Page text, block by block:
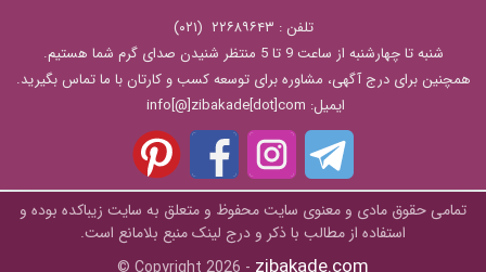
تلفن : ۲۲۶۸۹۶۴۳ (۰۲۱)
شنبه تا چهارشنبه از ساعت 9 تا 5 منتظر شنیدن صدای گرم شما هستیم.
همچنین برای درج آگهی، مشاوره برای توسعه کسب و کارتان با ما تماس بگیرید.
ایمیل: info[@]zibakade[dot]com
تمامی حقوق مادی و معنوی سایت محفوظ و متعلق به سايت زیباکده بوده و
استفاده از مطالب با ذکر و درج لینک منبع بلامانع است.